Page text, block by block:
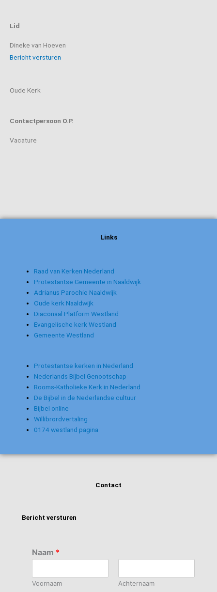
Lid
Dineke van Hoeven
Bericht versturen
Oude Kerk
Contactpersoon O.P.
Vacature
Links
Raad van Kerken Nederland
Protestantse Gemeente in Naaldwijk
Adrianus Parochie Naaldwijk
Oude kerk Naaldwijk
Diaconaal Platform Westland
Evangelische kerk Westland
Gemeente Westland
Protestantse kerken in Nederland
Nederlands Bijbel Genootschap
Rooms-Katholieke Kerk in Nederland
De Bijbel in de Nederlandse cultuur
Bijbel online
Willibrordvertaling
0174 westland pagina
Contact
Bericht versturen
Naam *
Voornaam Achternaam